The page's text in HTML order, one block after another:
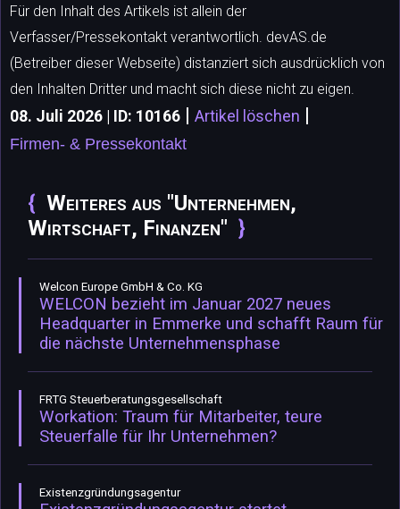
Für den Inhalt des Artikels ist allein der
Verfasser/Pressekontakt verantwortlich. devAS.de
(Betreiber dieser Webseite) distanziert sich ausdrücklich von
den Inhalten Dritter und macht sich diese nicht zu eigen.
08. Juli 2026 | ID: 10166 Artikel löschen
Firmen- & Pressekontakt
Weiteres aus "Unternehmen,
Wirtschaft, Finanzen"
Welcon Europe GmbH & Co. KG
WELCON bezieht im Januar 2027 neues
Headquarter in Emmerke und schafft Raum für
die nächste Unternehmensphase
FRTG Steuerberatungsgesellschaft
Workation: Traum für Mitarbeiter, teure
Steuerfalle für Ihr Unternehmen?
Existenzgründungsagentur